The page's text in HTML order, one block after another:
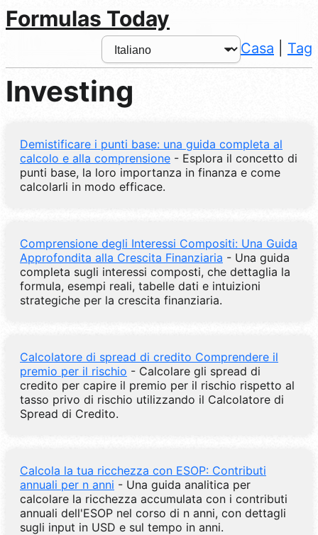
Formulas Today
Casa Tag
Investing
Demistificare i punti base: una guida completa al
calcolo e alla comprensione - Esplora il concetto di
punti base, la loro importanza in finanza e come
calcolarli in modo efficace.
Comprensione degli Interessi Compositi: Una Guida
Approfondita alla Crescita Finanziaria - Una guida
completa sugli interessi composti, che dettaglia la
formula, esempi reali, tabelle dati e intuizioni
strategiche per la crescita finanziaria.
Calcolatore di spread di credito Comprendere il
premio per il rischio - Calcolare gli spread di
credito per capire il premio per il rischio rispetto al
tasso privo di rischio utilizzando il Calcolatore di
Spread di Credito.
Calcola la tua ricchezza con ESOP: Contributi
annuali per n anni - Una guida analitica per
calcolare la ricchezza accumulata con i contributi
annuali dell'ESOP nel corso di n anni, con dettagli
sugli input in USD e sul tempo in anni.